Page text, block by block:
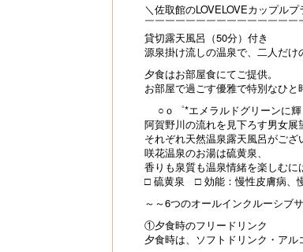
＼佐取館のLOVELOVEカップルプ
￣￣￣￣￣￣￣￣￣￣￣￣￣￣￣
貸切露天風呂（50分）付き
源泉掛け流しの温泉で、二人だけ
夕食はお部屋食にてご提供。
お部屋で過ごす優雅で特別なひ
○ｏ゜*エメラルドグリーンに
阿賀野川の流れを見下ろす男女展
それぞれ天然温泉露天風呂がござ
咲花温泉のお湯は硫黄泉、
香りも泉質も温泉情緒を楽しむに
□ 硫黄泉 □ 効能：慢性皮膚病、
～～6つのオールインクルーシブ
①夕食時のフリードリンク
夕食時は、ソフトドリンク・アル